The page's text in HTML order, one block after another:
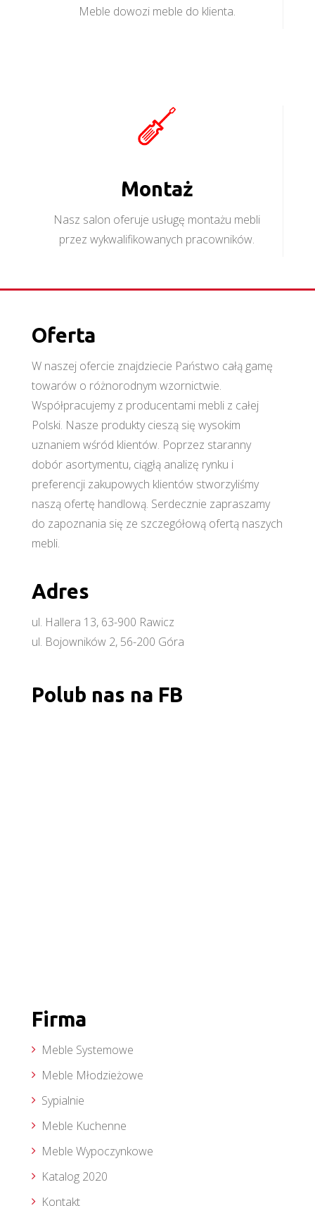
Meble dowozi meble do klienta.
Montaż
Nasz salon oferuje usługę montażu mebli
przez wykwalifikowanych pracowników.
Oferta
W naszej ofercie znajdziecie Państwo całą gamę
towarów o różnorodnym wzornictwie.
Współpracujemy z producentami mebli z całej
Polski. Nasze produkty cieszą się wysokim
uznaniem wśród klientów. Poprzez staranny
dobór asortymentu, ciągłą analizę rynku i
preferencji zakupowych klientów stworzyliśmy
naszą ofertę handlową. Serdecznie zapraszamy
do zapoznania się ze szczegółową ofertą naszych
mebli.
Adres
ul. Hallera 13, 63-900 Rawicz
ul. Bojowników 2, 56-200 Góra
Polub nas na FB
Firma
Meble Systemowe
Meble Młodzieżowe
Sypialnie
Meble Kuchenne
Meble Wypoczynkowe
Katalog 2020
Kontakt